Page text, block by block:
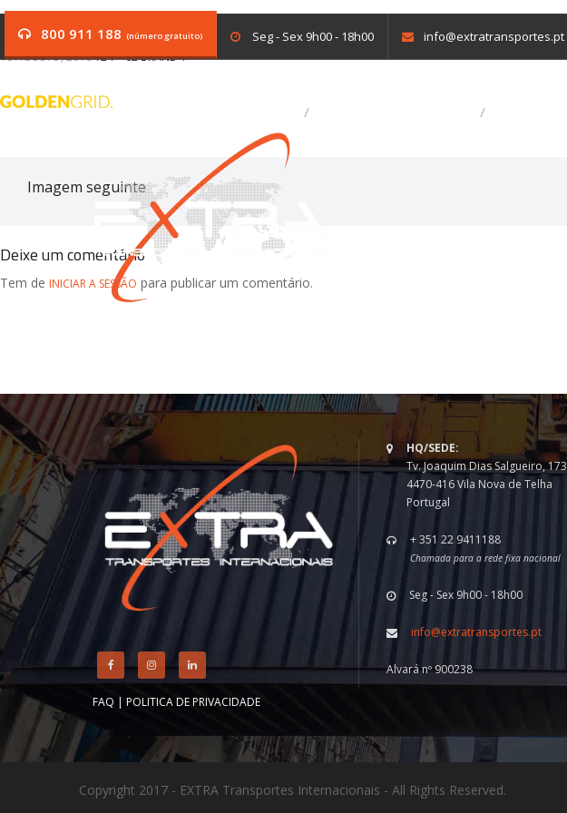
800 911 188 (número gratuito) Seg - Sex 9h00 - 18h00 info@extratransportes.pt
brand-1
18 AGOSTO, 2016124 × 62BRAND 1
Imagem seguinte
Deixe um comentário
Tem de INICIAR A SESSÃO para publicar um comentário.
FAQ | POLITICA DE PRIVACIDADE
HQ/SEDE:
Tv. Joaquim Dias Salgueiro, 173
4470-416 Vila Nova de Telha
Portugal
+ 351 22 9411188
Chamada para a rede fixa nacional
Seg - Sex 9h00 - 18h00
info@extratransportes.pt
Alvará nº 900238
Copyright 2017 - EXTRA Transportes Internacionais - All Rights Reserved.